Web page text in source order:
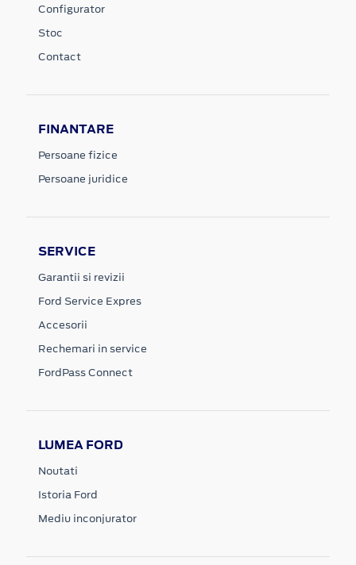
Configurator
Stoc
Contact
FINANTARE
Persoane fizice
Persoane juridice
SERVICE
Garantii si revizii
Ford Service Expres
Accesorii
Rechemari in service
FordPass Connect
LUMEA FORD
Noutati
Istoria Ford
Mediu inconjurator